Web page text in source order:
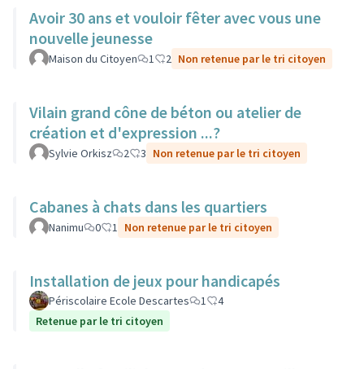
Avoir 30 ans et vouloir fêter avec vous une
nouvelle jeunesse
Maison du Citoyen 1 2 Non retenue par le tri citoyen
Vilain grand cône de béton ou atelier de
création et d'expression ...?
Sylvie Orkisz 2 3 Non retenue par le tri citoyen
Cabanes à chats dans les quartiers
Nanimu 0 1 Non retenue par le tri citoyen
Installation de jeux pour handicapés
Périscolaire Ecole Descartes 1
4
Retenue par le tri citoyen